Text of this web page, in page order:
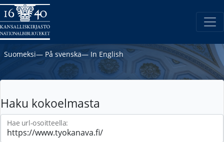
Suomeksi― På svenska― In English
Haku kokoelmasta
Hae url-osoitteella: